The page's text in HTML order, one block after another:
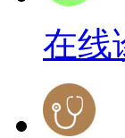
在线